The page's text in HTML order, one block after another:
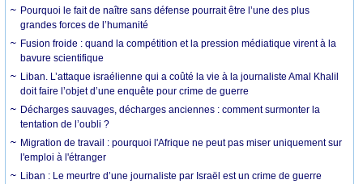
Pourquoi le fait de naître sans défense pourrait être l’une des plus
grandes forces de l’humanité
Fusion froide : quand la compétition et la pression médiatique virent à la
bavure scientifique
Liban. L’attaque israélienne qui a coûté la vie à la journaliste Amal Khalil
doit faire l’objet d’une enquête pour crime de guerre
Décharges sauvages, décharges anciennes : comment surmonter la
tentation de l’oubli ?
Migration de travail : pourquoi l'Afrique ne peut pas miser uniquement sur
l'emploi à l'étranger
Liban : Le meurtre d’une journaliste par Israël est un crime de guerre